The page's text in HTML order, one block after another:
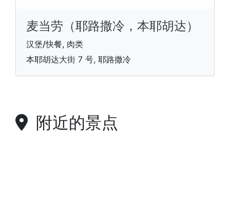
麦当劳（耶路撒冷，本耶胡达）
汉堡/快餐, 肉类
本耶胡达大街 7 号, 耶路撒冷
附近的景点